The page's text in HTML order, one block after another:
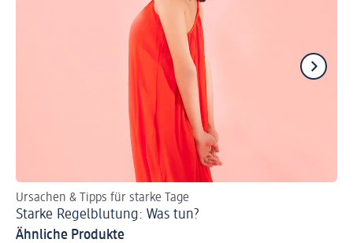
Ursachen & Tipps für starke Tage
Starke Regelblutung: Was tun?
Ähnliche Produkte